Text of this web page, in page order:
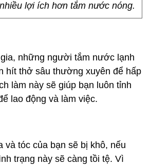
lợi ích hơn tắm nước nóng.
những người tắm nước lạnh
hít thở sâu thường xuyên để hấp
làm này sẽ giúp bạn luôn tỉnh
lao động và làm việc.
và tóc của bạn sẽ bị khô, nếu
trạng này sẽ càng tồi tệ. Vì